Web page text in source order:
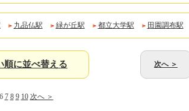
九品仏駅 緑が丘駅 都立大学駅 田園調布駅
順に並べ替える 次へ ＞
6 7 8 9 10 次へ ＞